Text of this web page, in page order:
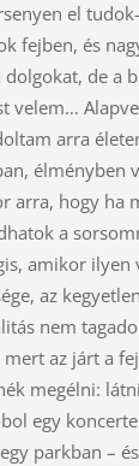
el
fejben, és
de a
velem…
arra
élményben
arra, hogy ha
a
amikor ilyen
az
nem
az járt a
megélni:
egy
parkban –